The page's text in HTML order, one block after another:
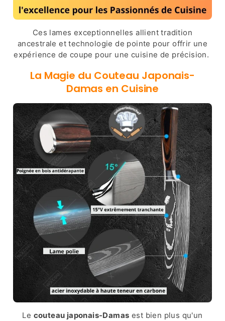
Ces lames exceptionnelles allient tradition
ancestrale et technologie de pointe pour offrir une
expérience de coupe pour une cuisine de précision.
La Magie du Couteau Japonais-
Damas en Cuisine
Le couteau japonais-Damas est bien plus qu'un